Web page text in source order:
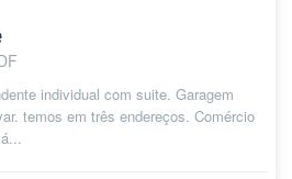
individual com suite. Garagem
temos em três endereços. Comércio